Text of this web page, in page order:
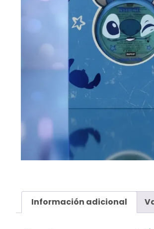
Información adicional